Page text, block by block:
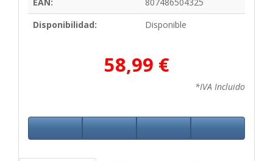
Disponibilidad:
Disponible
58,99 €
*IVA Incluido